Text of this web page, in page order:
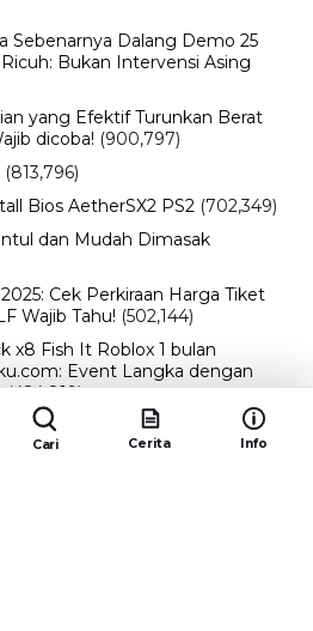
Sebenarnya Dalang Demo 25
Bukan Intervensi Asing
yang Efektif Turunkan Berat
dicoba! (900,797)
(813,796)
Bios AetherSX2 PS2 (702,349)
dan Mudah Dimasak
Cek Perkiraan Harga Tiket
Wajib Tahu! (502,144)
x8 Fish It Roblox 1 bulan
Event Langka dengan
(424,819)
November 2024, Ada Film
Cari Cerita Info